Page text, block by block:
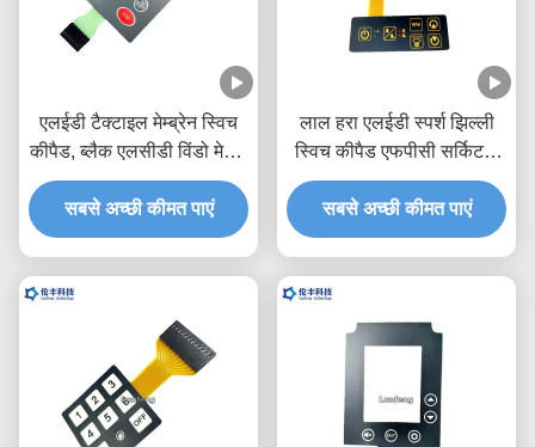
एलईडी टैक्टाइल मेम्ब्रेन स्विच
कीपैड, ब्लैक एलसीडी विंडो मेटल
डोम टैक्टाइल स्विच
सबसे अच्छी कीमत पाएं
लाल हरा एलईडी स्पर्श झिल्ली
स्विच कीपैड एफपीसी सर्किट 3
एम चिपकने वाला
सबसे अच्छी कीमत पाएं